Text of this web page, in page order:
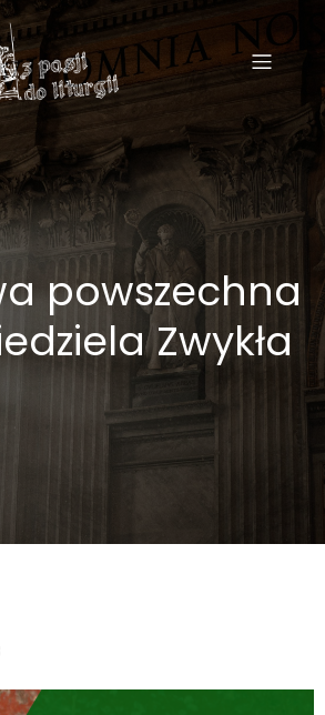
powszechna
Zwykła